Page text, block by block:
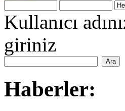
Kullanıcı
giriniz
Haberler: